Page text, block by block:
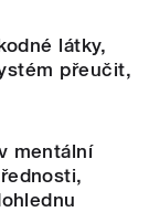
látky,
přeučit,
mentální